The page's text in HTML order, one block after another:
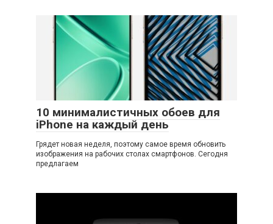
10 минималистичных обоев для
iPhone на каждый день
Грядет новая неделя, поэтому самое время обновить
изображения на рабочих столах смартфонов. Сегодня
предлагаем